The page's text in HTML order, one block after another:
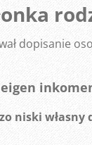
dopisanie
niski własny